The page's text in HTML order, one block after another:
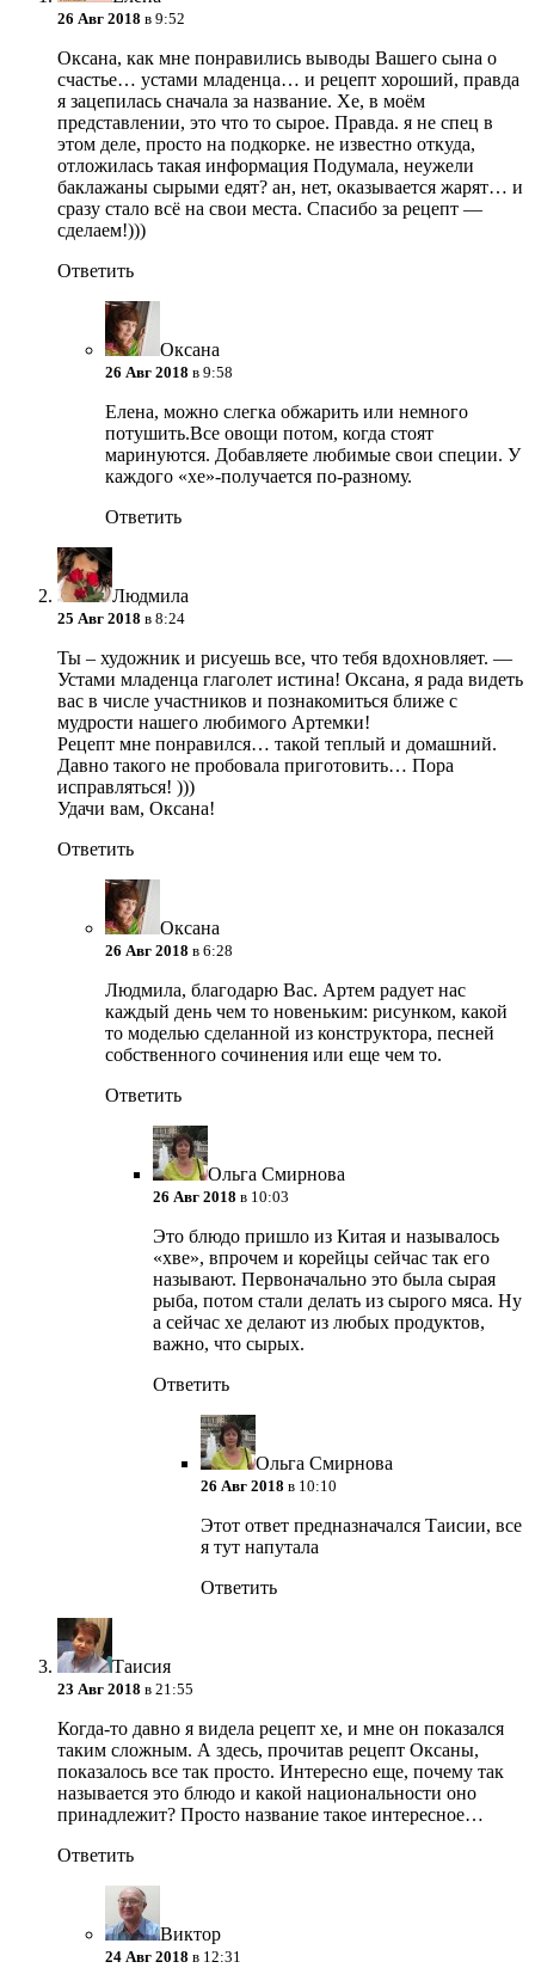
26 Авг 2018 в 9:52
Оксана, как мне понравились выводы Вашего сына о
счастье… устами младенца… и рецепт хороший, правда
я зацепилась сначала за название. Хе, в моём
представлении, это что то сырое. Правда. я не спец в
этом деле, просто на подкорке. не известно откуда,
отложилась такая информация Подумала, неужели
баклажаны сырыми едят? ан, нет, оказывается жарят… и
сразу стало всё на свои места. Спасибо за рецепт —
сделаем!)))
Ответить
Оксана
26 Авг 2018 в 9:58
Елена, можно слегка обжарить или немного
потушить.Все овощи потом, когда стоят
маринуются. Добавляете любимые свои специи. У
каждого «хе»-получается по-разному.
Ответить
Людмила
25 Авг 2018 в 8:24
Ты – художник и рисуешь все, что тебя вдохновляет. —
Устами младенца глаголет истина! Оксана, я рада видеть
вас в числе участников и познакомиться ближе с
мудрости нашего любимого Артемки!
Рецепт мне понравился… такой теплый и домашний.
Давно такого не пробовала приготовить… Пора
исправляться! )))
Удачи вам, Оксана!
Ответить
Оксана
26 Авг 2018 в 6:28
Людмила, благодарю Вас. Артем радует нас
каждый день чем то новеньким: рисунком, какой
то моделью сделанной из конструктора, песней
собственного сочинения или еще чем то.
Ответить
Ольга Смирнова
26 Авг 2018 в 10:03
Это блюдо пришло из Китая и называлось
«хве», впрочем и корейцы сейчас так его
называют. Первоначально это была сырая
рыба, потом стали делать из сырого мяса. Ну
а сейчас хе делают из любых продуктов,
важно, что сырых.
Ответить
Ольга Смирнова
26 Авг 2018 в 10:10
Этот ответ предназначался Таисии, все
я тут напутала
Ответить
Таисия
23 Авг 2018 в 21:55
Когда-то давно я видела рецепт хе, и мне он показался
таким сложным. А здесь, прочитав рецепт Оксаны,
показалось все так просто. Интересно еще, почему так
называется это блюдо и какой национальности оно
принадлежит? Просто название такое интересное…
Ответить
Виктор
24 Авг 2018 в 12:31